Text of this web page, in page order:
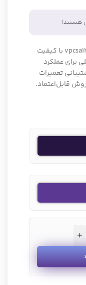
هستند!
قاب کف اورجینال لپ‌تاپ سونی مدل vpcsa13 با کیفیت
برای عملکرد
تعمیرات
قابل‌اعتماد.